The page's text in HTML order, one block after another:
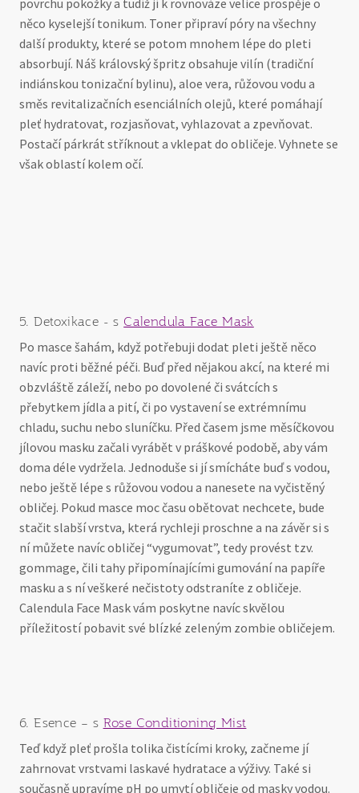
něco kyselejší tonikum. Toner připraví póry na všechny
další produkty, které se potom mnohem lépe do pleti
absorbují. Náš královský špritz obsahuje vilín (tradiční
indiánskou tonizační bylinu), aloe vera, růžovou vodu a
směs revitalizačních esenciálních olejů, které pomáhají
pleť hydratovat, rozjasňovat, vyhlazovat a zpevňovat.
Postačí párkrát stříknout a vklepat do obličeje. Vyhnete se
však oblastí kolem očí.
5. Detoxikace - s Calendula Face Mask
Po masce šahám, když potřebuji dodat pleti ještě něco
navíc proti běžné péči. Buď před nějakou akcí, na které mi
obzvláště záleží, nebo po dovolené či svátcích s
přebytkem jídla a pití, či po vystavení se extrémnímu
chladu, suchu nebo sluníčku. Před časem jsme měsíčkovou
jílovou masku začali vyrábět v práškové podobě, aby vám
doma déle vydržela. Jednoduše si jí smícháte buď s vodou,
nebo ještě lépe s růžovou vodou a nanesete na vyčistěný
obličej. Pokud masce moc času obětovat nechcete, bude
stačit slabší vrstva, která rychleji proschne a na závěr si s
ní můžete navíc obličej “vygumovat”, tedy provést tzv.
gommage, čili tahy připomínajícími gumování na papíře
masku a s ní veškeré nečistoty odstraníte z obličeje.
Calendula Face Mask vám poskytne navíc skvělou
příležitostí pobavit své blízké zeleným zombie obličejem.
6. Esence – s Rose Conditioning Mist
Teď když pleť prošla tolika čistícími kroky, začneme jí
zahrnovat vrstvami laskavé hydratace a výživy. Také si
současně upravíme pH po umytí obličeje od masky vodou.